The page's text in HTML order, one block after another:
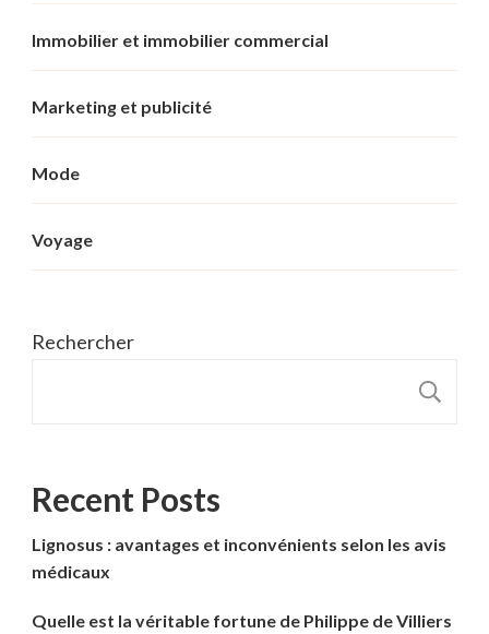
Immobilier et immobilier commercial
Marketing et publicité
Mode
Voyage
Rechercher
Recent Posts
Lignosus : avantages et inconvénients selon les avis
médicaux
Quelle est la véritable fortune de Philippe de Villiers